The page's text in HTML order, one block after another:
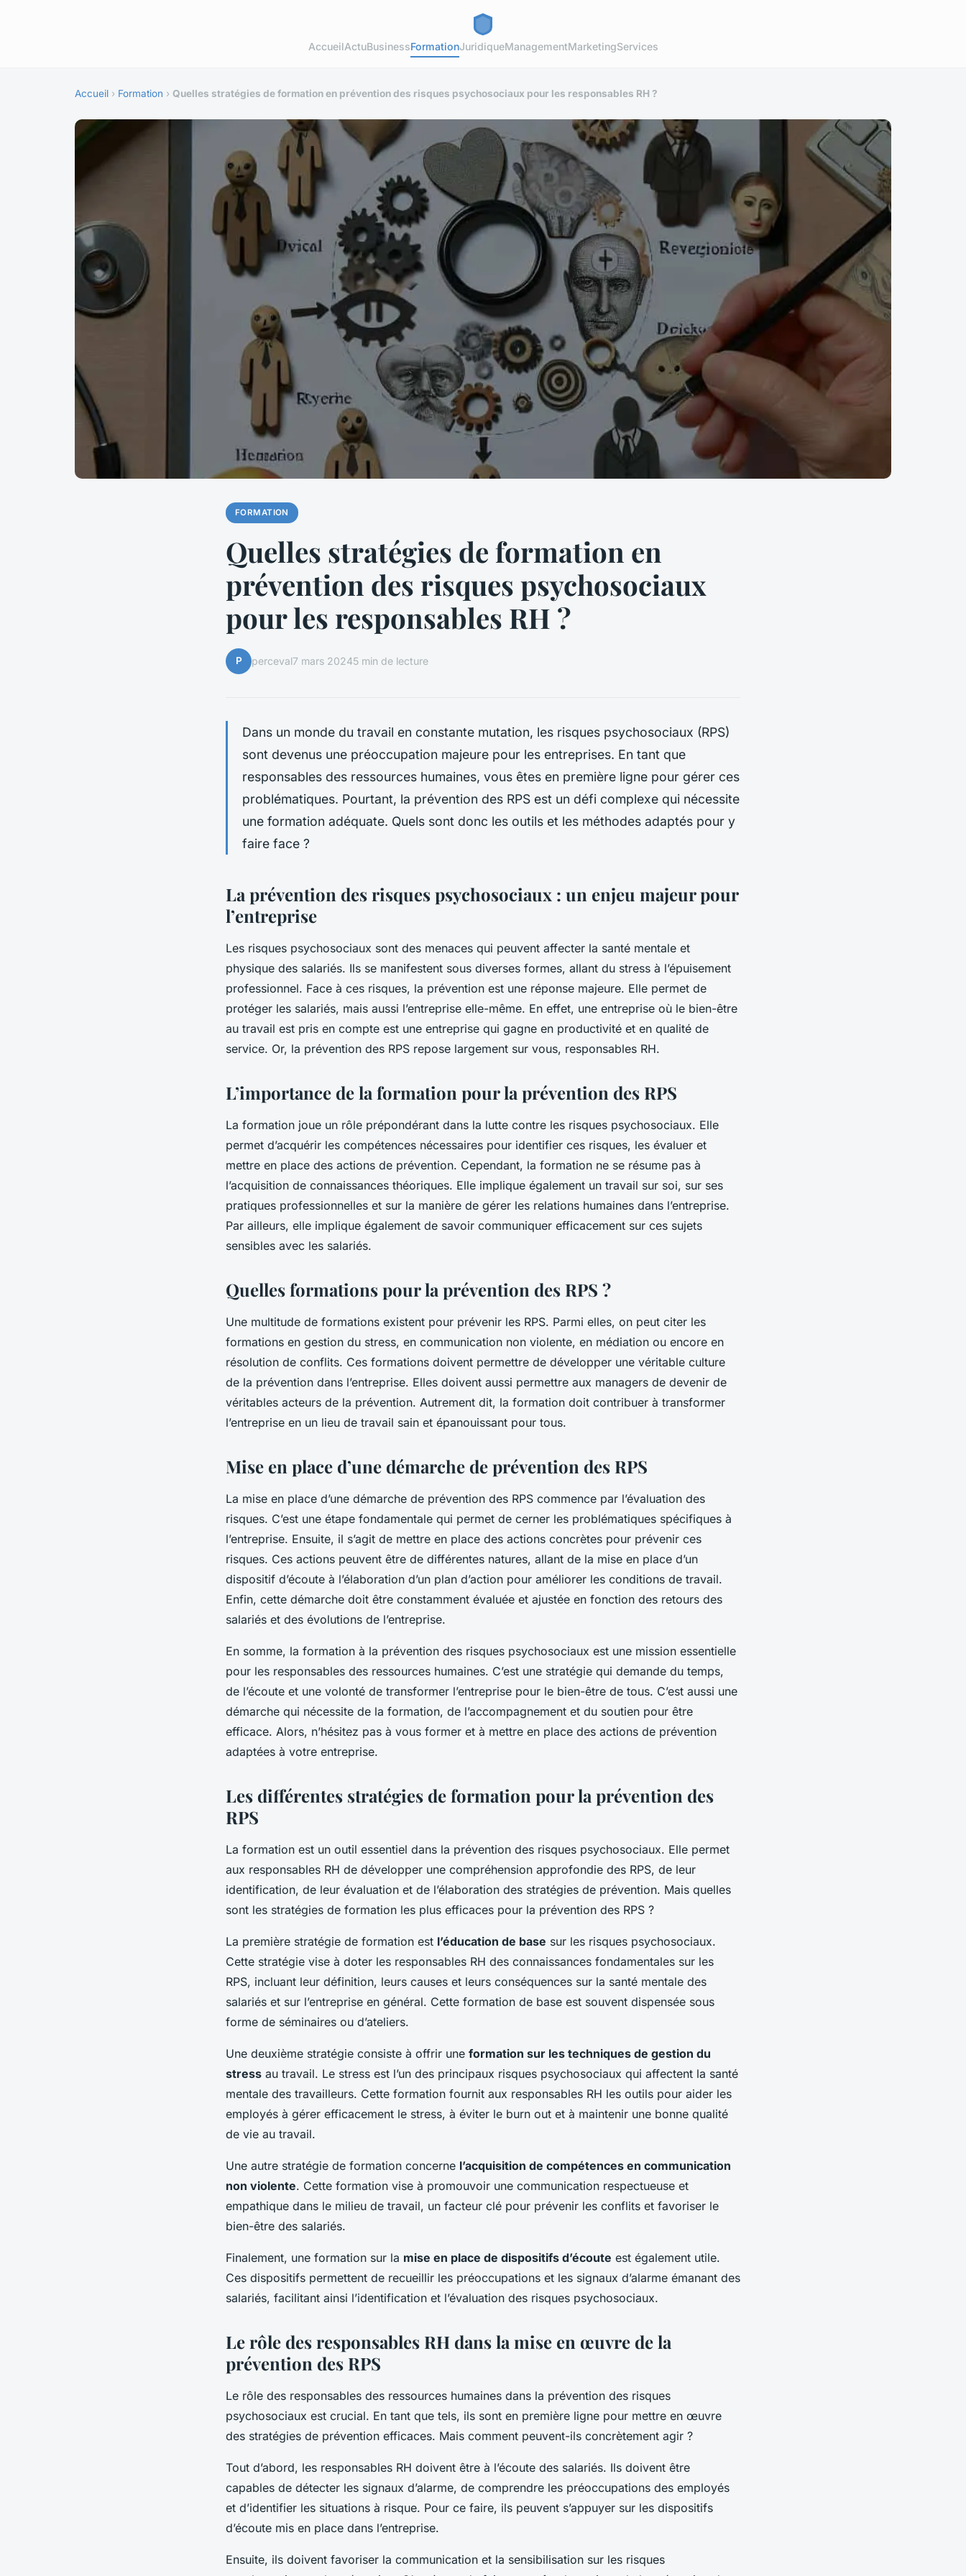
AccueilActuBusinessFormationJuridiqueManagementMarketingServices
Accueil › Formation › Quelles stratégies de formation en prévention des risques psychosociaux pour les responsables RH ?
FORMATION
Quelles stratégies de formation en
prévention des risques psychosociaux
pour les responsables RH ?
P perceval7 mars 20245 min de lecture
Dans un monde du travail en constante mutation, les risques psychosociaux (RPS)
sont devenus une préoccupation majeure pour les entreprises. En tant que
responsables des ressources humaines, vous êtes en première ligne pour gérer ces
problématiques. Pourtant, la prévention des RPS est un défi complexe qui nécessite
une formation adéquate. Quels sont donc les outils et les méthodes adaptés pour y
faire face ?
La prévention des risques psychosociaux : un enjeu majeur pour
l’entreprise
Les risques psychosociaux sont des menaces qui peuvent affecter la santé mentale et
physique des salariés. Ils se manifestent sous diverses formes, allant du stress à l’épuisement
professionnel. Face à ces risques, la prévention est une réponse majeure. Elle permet de
protéger les salariés, mais aussi l’entreprise elle-même. En effet, une entreprise où le bien-être
au travail est pris en compte est une entreprise qui gagne en productivité et en qualité de
service. Or, la prévention des RPS repose largement sur vous, responsables RH.
L’importance de la formation pour la prévention des RPS
La formation joue un rôle prépondérant dans la lutte contre les risques psychosociaux. Elle
permet d’acquérir les compétences nécessaires pour identifier ces risques, les évaluer et
mettre en place des actions de prévention. Cependant, la formation ne se résume pas à
l’acquisition de connaissances théoriques. Elle implique également un travail sur soi, sur ses
pratiques professionnelles et sur la manière de gérer les relations humaines dans l’entreprise.
Par ailleurs, elle implique également de savoir communiquer efficacement sur ces sujets
sensibles avec les salariés.
Quelles formations pour la prévention des RPS ?
Une multitude de formations existent pour prévenir les RPS. Parmi elles, on peut citer les
formations en gestion du stress, en communication non violente, en médiation ou encore en
résolution de conflits. Ces formations doivent permettre de développer une véritable culture
de la prévention dans l’entreprise. Elles doivent aussi permettre aux managers de devenir de
véritables acteurs de la prévention. Autrement dit, la formation doit contribuer à transformer
l’entreprise en un lieu de travail sain et épanouissant pour tous.
Mise en place d’une démarche de prévention des RPS
La mise en place d’une démarche de prévention des RPS commence par l’évaluation des
risques. C’est une étape fondamentale qui permet de cerner les problématiques spécifiques à
l’entreprise. Ensuite, il s’agit de mettre en place des actions concrètes pour prévenir ces
risques. Ces actions peuvent être de différentes natures, allant de la mise en place d’un
dispositif d’écoute à l’élaboration d’un plan d’action pour améliorer les conditions de travail.
Enfin, cette démarche doit être constamment évaluée et ajustée en fonction des retours des
salariés et des évolutions de l’entreprise.
En somme, la formation à la prévention des risques psychosociaux est une mission essentielle
pour les responsables des ressources humaines. C’est une stratégie qui demande du temps,
de l’écoute et une volonté de transformer l’entreprise pour le bien-être de tous. C’est aussi une
démarche qui nécessite de la formation, de l’accompagnement et du soutien pour être
efficace. Alors, n’hésitez pas à vous former et à mettre en place des actions de prévention
adaptées à votre entreprise.
Les différentes stratégies de formation pour la prévention des
RPS
La formation est un outil essentiel dans la prévention des risques psychosociaux. Elle permet
aux responsables RH de développer une compréhension approfondie des RPS, de leur
identification, de leur évaluation et de l’élaboration des stratégies de prévention. Mais quelles
sont les stratégies de formation les plus efficaces pour la prévention des RPS ?
La première stratégie de formation est l’éducation de base sur les risques psychosociaux.
Cette stratégie vise à doter les responsables RH des connaissances fondamentales sur les
RPS, incluant leur définition, leurs causes et leurs conséquences sur la santé mentale des
salariés et sur l’entreprise en général. Cette formation de base est souvent dispensée sous
forme de séminaires ou d’ateliers.
Une deuxième stratégie consiste à offrir une formation sur les techniques de gestion du
stress au travail. Le stress est l’un des principaux risques psychosociaux qui affectent la santé
mentale des travailleurs. Cette formation fournit aux responsables RH les outils pour aider les
employés à gérer efficacement le stress, à éviter le burn out et à maintenir une bonne qualité
de vie au travail.
Une autre stratégie de formation concerne l’acquisition de compétences en communication
non violente. Cette formation vise à promouvoir une communication respectueuse et
empathique dans le milieu de travail, un facteur clé pour prévenir les conflits et favoriser le
bien-être des salariés.
Finalement, une formation sur la mise en place de dispositifs d’écoute est également utile.
Ces dispositifs permettent de recueillir les préoccupations et les signaux d’alarme émanant des
salariés, facilitant ainsi l’identification et l’évaluation des risques psychosociaux.
Le rôle des responsables RH dans la mise en œuvre de la
prévention des RPS
Le rôle des responsables des ressources humaines dans la prévention des risques
psychosociaux est crucial. En tant que tels, ils sont en première ligne pour mettre en œuvre
des stratégies de prévention efficaces. Mais comment peuvent-ils concrètement agir ?
Tout d’abord, les responsables RH doivent être à l’écoute des salariés. Ils doivent être
capables de détecter les signaux d’alarme, de comprendre les préoccupations des employés
et d’identifier les situations à risque. Pour ce faire, ils peuvent s’appuyer sur les dispositifs
d’écoute mis en place dans l’entreprise.
Ensuite, ils doivent favoriser la communication et la sensibilisation sur les risques